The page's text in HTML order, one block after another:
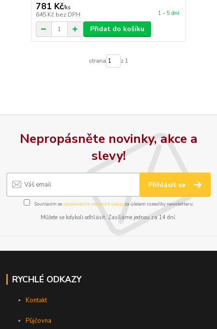
781 Kč/ks
645 Kč bez DPH 1 - 5 dní
Přidat do košíku
strana z 1
Nepropásněte novinky, akce a
slevy!
Přihlásit se
Souhlasím se zpracováním osobních údajůza účelem rozesílky newsletteru.
Můžete se kdykoli odhlásit. Zasíláme jednou za 14 dní.
RYCHLÉ ODKAZY
Kontakt
Půjčovna